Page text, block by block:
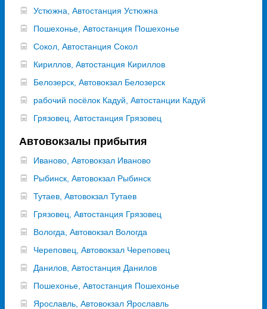
Устюжна, Автостанция Устюжна
Пошехонье, Автостанция Пошехонье
Сокол, Автостанция Сокол
Кириллов, Автостанция Кириллов
Белозерск, Автовокзал Белозерск
рабочий посёлок Кадуй, Автостанции Кадуй
Грязовец, Автостанция Грязовец
Автовокзалы прибытия
Иваново, Автовокзал Иваново
Рыбинск, Автовокзал Рыбинск
Тутаев, Автовокзал Тутаев
Грязовец, Автостанция Грязовец
Вологда, Автовокзал Вологда
Череповец, Автовокзал Череповец
Данилов, Автостанция Данилов
Пошехонье, Автостанция Пошехонье
Ярославль, Автовокзал Ярославль